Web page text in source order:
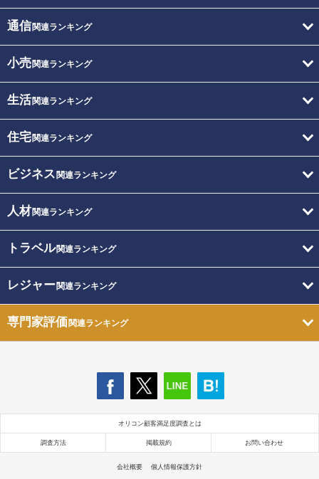
通信関連ランキング
小売関連ランキング
生活関連ランキング
住宅関連ランキング
ビジネス 関連ランキング
人材関連ランキング
トラベル関連ランキング
レジャー関連ランキング
専門家評価関連ランキング
オリコン顧客満足度調査とは
調査方法 掲載規約 お問い合わせ
会社概要 個人情報保護方針